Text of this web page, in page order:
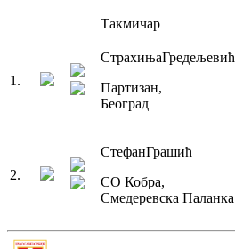
Такмичар
1 .
СтрахињаГредељевић
Партизан,
Београд
2.
СтефанГрашић
СО Кобра,
Смедеревска Паланка